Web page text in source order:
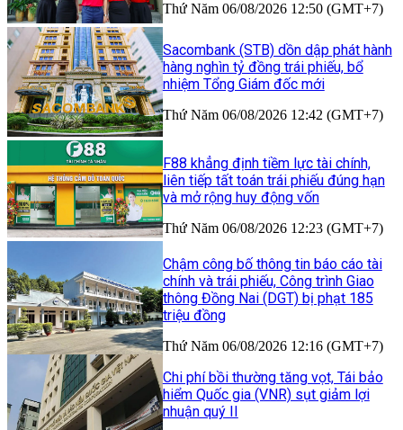
Thứ Năm 06/08/2026 12:50 (GMT+7)
Sacombank (STB) dồn dập phát hành
hàng nghìn tỷ đồng trái phiếu, bổ
nhiệm Tổng Giám đốc mới
Thứ Năm 06/08/2026 12:42 (GMT+7)
F88 khẳng định tiềm lực tài chính,
liên tiếp tất toán trái phiếu đúng hạn
và mở rộng huy động vốn
Thứ Năm 06/08/2026 12:23 (GMT+7)
Chậm công bố thông tin báo cáo tài
chính và trái phiếu, Công trình Giao
thông Đồng Nai (DGT) bị phạt 185
triệu đồng
Thứ Năm 06/08/2026 12:16 (GMT+7)
Chi phí bồi thường tăng vọt, Tái bảo
hiểm Quốc gia (VNR) sụt giảm lợi
nhuận quý II